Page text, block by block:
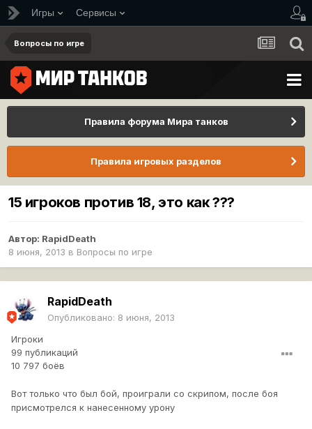
Игры Сервисы
Вопросы по игре
Правила форума Мира танков
Правила игровых разделов
15 игроков против 18, это как ???
Автор: RapidDeath
8 июня, 2013 в Вопросы по игре
RapidDeath
Опубликовано: 8 июня, 2013
Игроки
99 публикаций
10 797 боёв
Вот только что был бой, проиграли со скрипом, после боя
присмотрелся к нанесенному урону